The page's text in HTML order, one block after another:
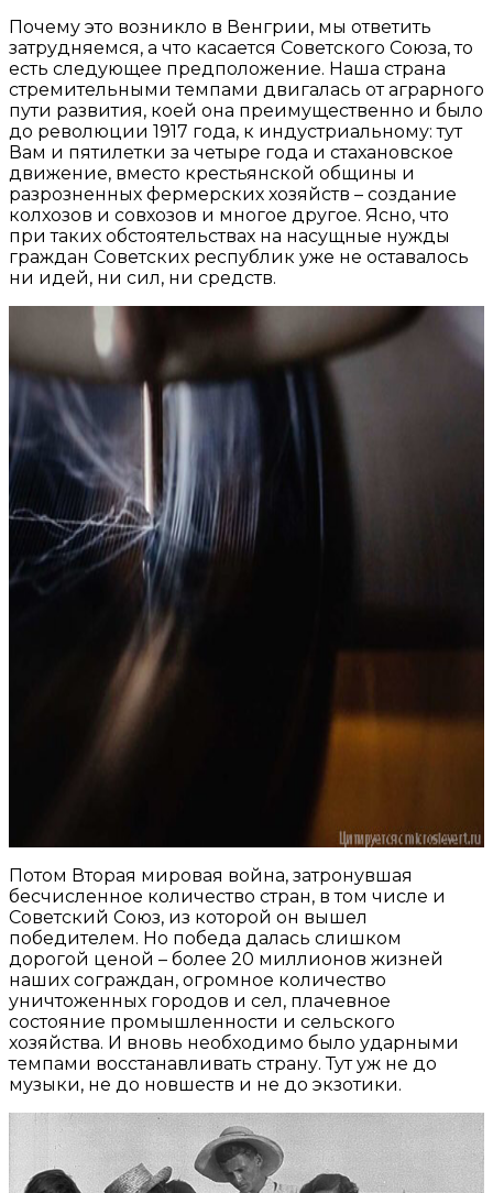
Почему это возникло в Венгрии, мы ответить
затрудняемся, а что касается Советского Союза, то
есть следующее предположение. Наша страна
стремительными темпами двигалась от аграрного
пути развития, коей она преимущественно и было
до революции 1917 года, к индустриальному: тут
Вам и пятилетки за четыре года и стахановское
движение, вместо крестьянской общины и
разрозненных фермерских хозяйств – создание
колхозов и совхозов и многое другое. Ясно, что
при таких обстоятельствах на насущные нужды
граждан Советских республик уже не оставалось
ни идей, ни сил, ни средств.
Потом Вторая мировая война, затронувшая
бесчисленное количество стран, в том числе и
Советский Союз, из которой он вышел
победителем. Но победа далась слишком
дорогой ценой – более 20 миллионов жизней
наших сограждан, огромное количество
уничтоженных городов и сел, плачевное
состояние промышленности и сельского
хозяйства. И вновь необходимо было ударными
темпами восстанавливать страну. Тут уж не до
музыки, не до новшеств и не до экзотики.